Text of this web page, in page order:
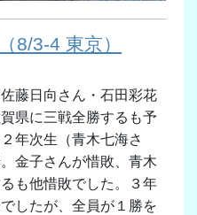
8/3-4 東京）
藤日向さん・石田彩花
県に三戦全勝するも予
年次生（青木七海さ
金子さんが惜敗、青木
も他惜敗でした。３年
したが、全員が１勝を